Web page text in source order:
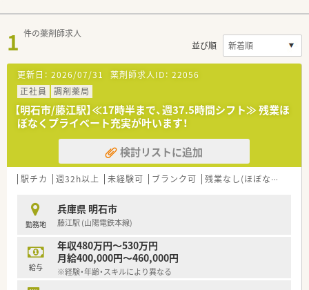
1 件の薬剤師求人
並び順
更新日： 2026/07/31 薬剤師求人ID： 22056
正社員
調剤薬局
【明石市/藤江駅】≪17時半まで、週37.5時間シフト≫ 残業ほ
ぼなくプライベート充実が叶います！
検討リストに追加
駅チカ 週32h以上 未経験可 ブランク可 残業なし(ほぼなし含む)
勤務地
兵庫県 明石市
藤江駅 (山陽電鉄本線)
給与
年収480万円～530万円
月給400,000円～460,000円
※経験・年齢・スキルにより異なる